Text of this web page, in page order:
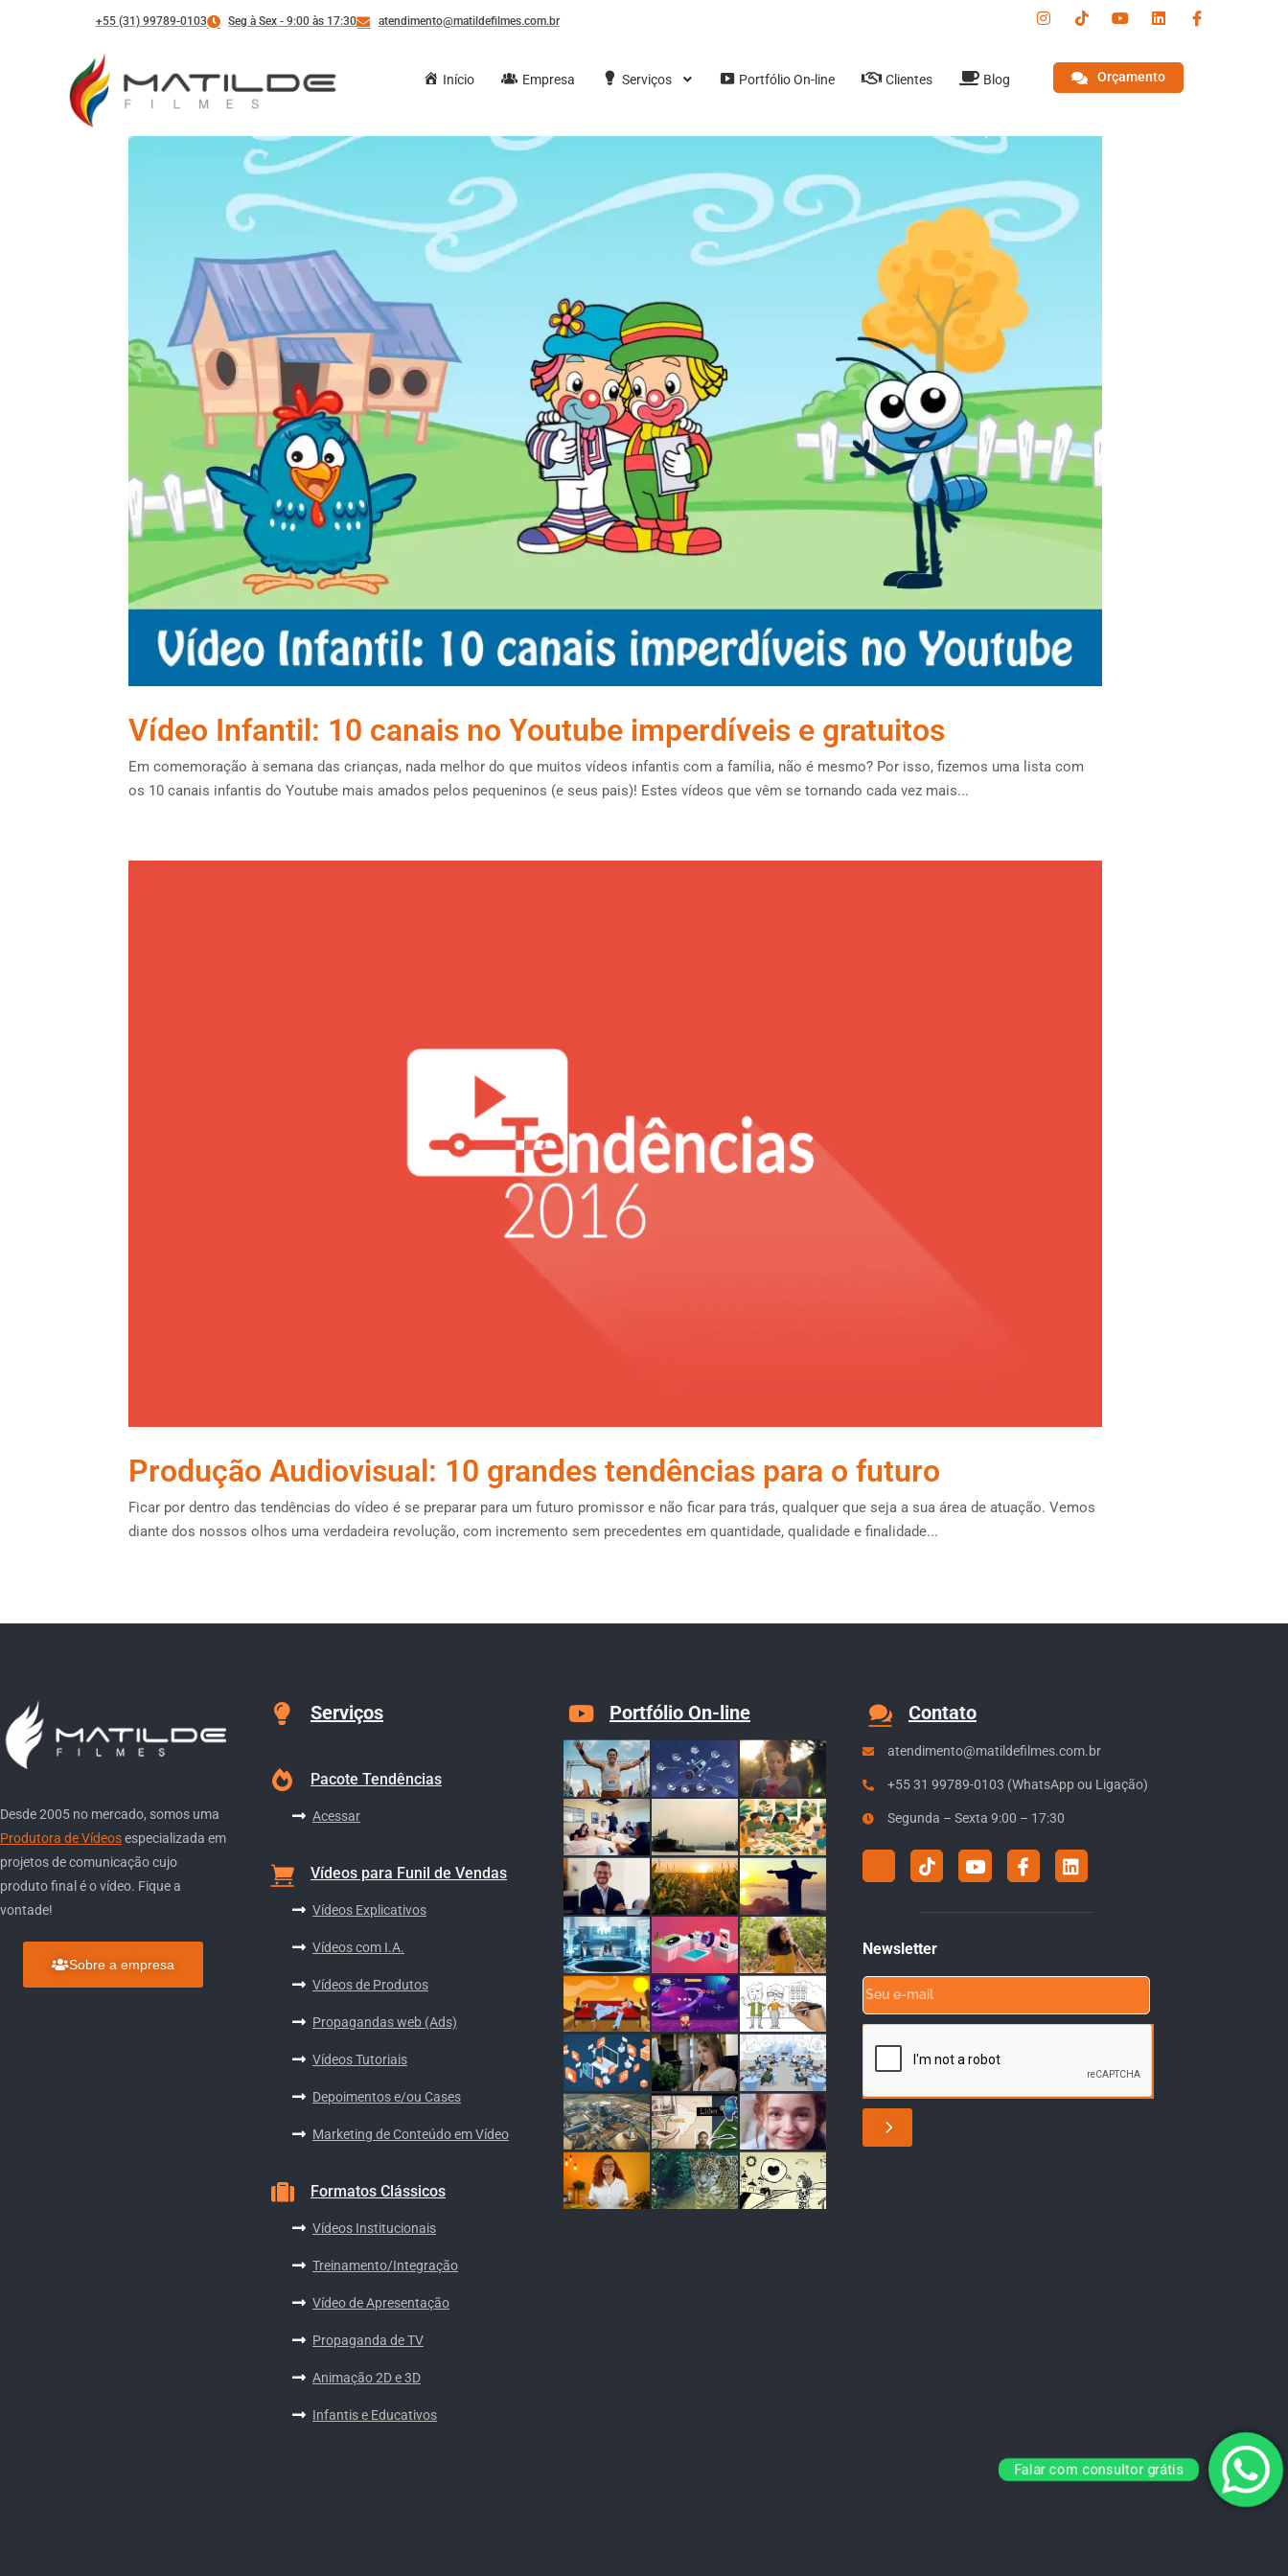
+55 (31) 99789-0103 Seg à Sex - 9:00 às 17:30 atendimento@matildefilmes.com.br
Início Empresa Serviços Portfólio On-line Clientes Blog Orçamento
Vídeo Infantil: 10 canais no Youtube imperdíveis e gratuitos
Em comemoração à semana das crianças, nada melhor do que muitos vídeos infantis com a família, não é mesmo? Por isso, fizemos uma lista com
os 10 canais infantis do Youtube mais amados pelos pequeninos (e seus pais)! Estes vídeos que vêm se tornando cada vez mais...
Produção Audiovisual: 10 grandes tendências para o futuro
Ficar por dentro das tendências do vídeo é se preparar para um futuro promissor e não ficar para trás, qualquer que seja a sua área de atuação. Vemos
diante dos nossos olhos uma verdadeira revolução, com incremento sem precedentes em quantidade, qualidade e finalidade...
Desde 2005 no mercado, somos uma
Produtora de Vídeosespecializada em
projetos de comunicação cujo
produto final é o vídeo. Fique a
vontade!
Sobre a empresa
Serviços
Pacote Tendências
Acessar
Vídeos para Funil de Vendas
Vídeos Explicativos
Vídeos com I.A.
Vídeos de Produtos
Propagandas web (Ads)
Vídeos Tutoriais
Depoimentos e/ou Cases
Marketing de Conteúdo em Vídeo
Formatos Clássicos
Vídeos Institucionais
Treinamento/Integração
Vídeo de Apresentação
Propaganda de TV
Animação 2D e 3D
Infantis e Educativos
Portfólio On-line Contato
atendimento@matildefilmes.com.br
+55 31 99789-0103 (WhatsApp ou Ligação)
Segunda – Sexta 9:00 – 17:30
Newsletter
Falar com consultor grátis